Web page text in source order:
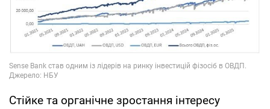
Стійке та органічне зростання інтересу